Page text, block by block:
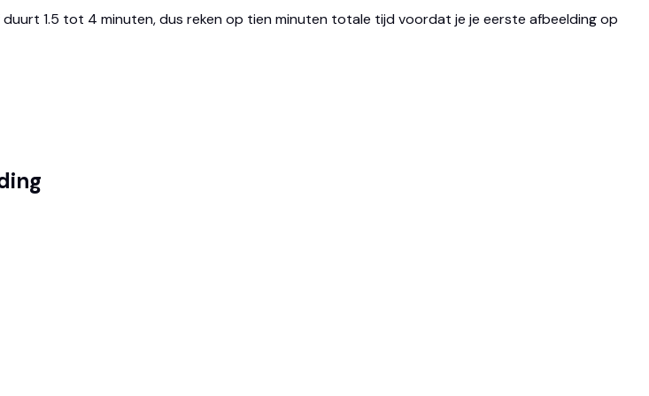
1.5 tot 4 minuten, dus reken op tien minuten totale tijd voordat je je eerste afbeelding op